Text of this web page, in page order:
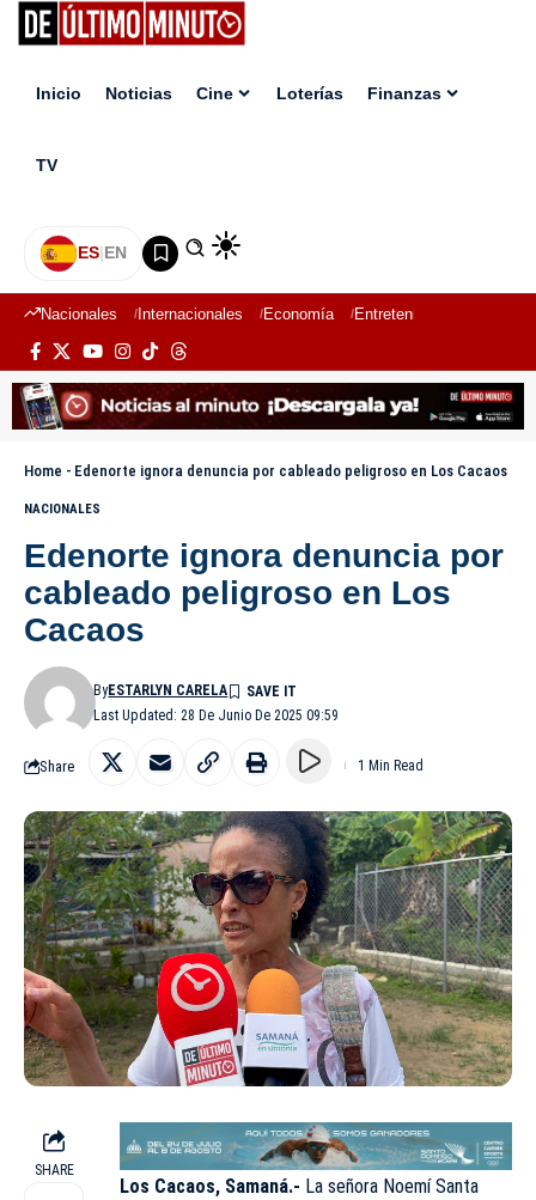
Inicio Noticias Cine Loterías Finanzas
TV
ES|EN
Nacionales Internacionales Economía Entretenimiento
Home - Edenorte ignora denuncia por cableado peligroso en Los Cacaos
NACIONALES
Edenorte ignora denuncia por
cableado peligroso en Los
Cacaos
Last Updated: 28 De Junio De 2025 09:59
ByESTARLYN CARELA
Share 1 Min Read
SHARE
Los Cacaos, Samaná.- La señora Noemí Santa